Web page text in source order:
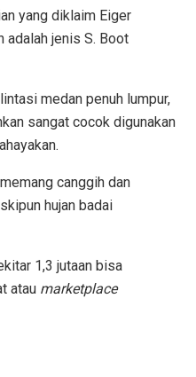
yang diklaim Eiger
adalah jenis S. Boot
medan penuh lumpur,
sangat cocok digunakan
canggih dan
hujan badai
1,3 jutaan bisa
atau marketplace